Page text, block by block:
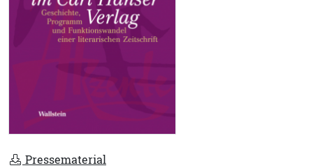
Pressematerial